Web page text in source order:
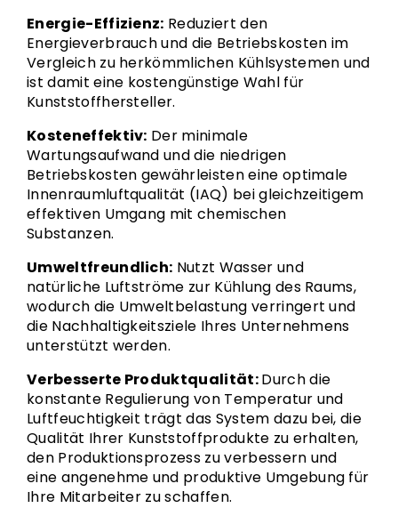
Energie-Effizienz: Reduziert den
Energieverbrauch und die Betriebskosten im
Vergleich zu herkömmlichen Kühlsystemen und
ist damit eine kostengünstige Wahl für
Kunststoffhersteller.
Kosteneffektiv: Der minimale
Wartungsaufwand und die niedrigen
Betriebskosten gewährleisten eine optimale
Innenraumluftqualität (IAQ) bei gleichzeitigem
effektiven Umgang mit chemischen
Substanzen.
Umweltfreundlich: Nutzt Wasser und
natürliche Luftströme zur Kühlung des Raums,
wodurch die Umweltbelastung verringert und
die Nachhaltigkeitsziele Ihres Unternehmens
unterstützt werden.
Verbesserte Produktqualität:Durch die
konstante Regulierung von Temperatur und
Luftfeuchtigkeit trägt das System dazu bei, die
Qualität Ihrer Kunststoffprodukte zu erhalten,
den Produktionsprozess zu verbessern und
eine angenehme und produktive Umgebung für
Ihre Mitarbeiter zu schaffen.